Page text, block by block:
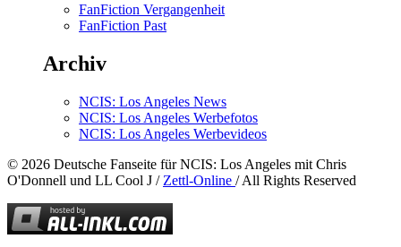
FanFiction Vergangenheit
FanFiction Past
Archiv
NCIS: Los Angeles News
NCIS: Los Angeles Werbefotos
NCIS: Los Angeles Werbevideos
© 2026 Deutsche Fanseite für NCIS: Los Angeles mit Chris
O'Donnell und LL Cool J / Zettl-Online / All Rights Reserved